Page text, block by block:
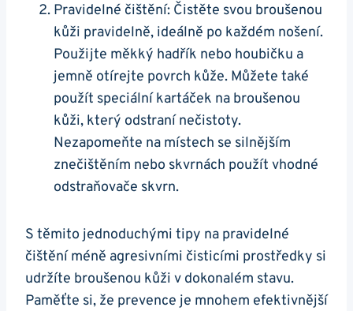
Pravidelné čištění: Čistěte svou ‍broušenou
kůži pravidelně, ideálně po každém nošení.
Použijte měkký ‍hadřík nebo houbičku a
jemně otírejte povrch kůže.‍ Můžete také
použít ⁤speciální kartáček na broušenou
kůži,⁤ který odstraní nečistoty.
Nezapomeňte na místech se silnějším
znečištěním nebo skvrnách​ použít vhodné
odstraňovače skvrn.
S těmito jednoduchými⁤ tipy na⁣ pravidelné
čištění méně agresivními čisticími prostředky si⁤
udržíte broušenou kůži‍ v dokonalém stavu.
Paměťte si, že prevence je mnohem efektivnější